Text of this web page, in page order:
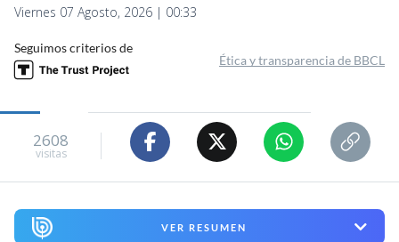
Viernes 07 Agosto, 2026 | 00:33
Seguimos criterios de
Ética y transparencia de BBCL
2608
visitas
VER RESUMEN